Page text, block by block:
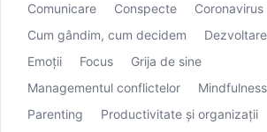
Comunicare
Conspecte Coronavirus
Cum gândim, cum decidem
Emoții
Focus
Grija de sine
Managementul conflictelor
Mindfulness
Parenting
Productivitate și organizații